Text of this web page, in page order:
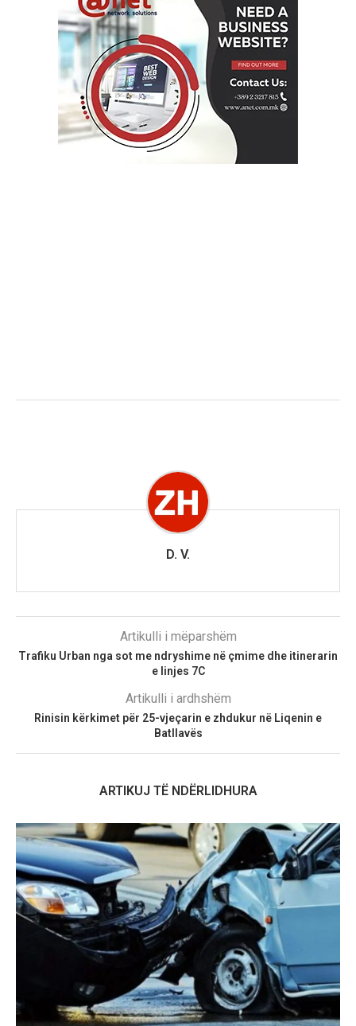
D. V.
Artikulli i mëparshëm
Trafiku Urban nga sot me ndryshime në çmime dhe itinerarin
e linjes 7C
Artikulli i ardhshëm
Rinisin kërkimet për 25-vjeçarin e zhdukur në Liqenin e
Batllavës
ARTIKUJ TË NDËRLIDHURA